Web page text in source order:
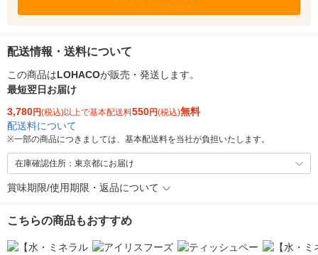
配送情報・送料について
この商品はLOHACOが販売・発送します。
最短翌日お届け
3,780円(税込)以上で基本配送料550円(税込)無料
配送料について
※一部の商品につきましては、基本配送料を当社が負担いたします。
在庫確認住所：東京都にお届け
賞味期限/使用期限・返品について
こちらの商品もおすすめ